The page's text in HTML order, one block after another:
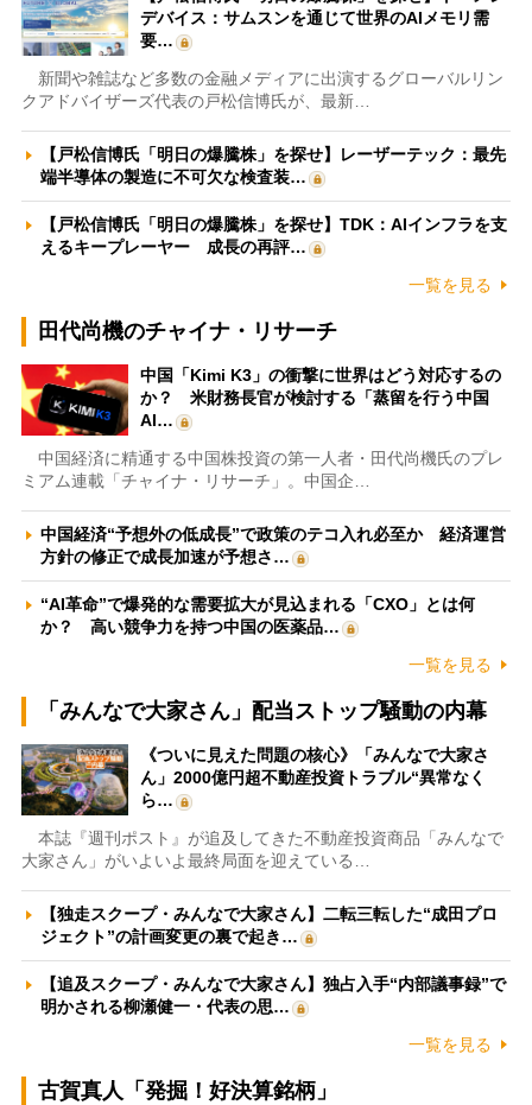
デバイス：サムスンを通じて世界のAIメモリ需
要…
新聞や雑誌など多数の金融メディアに出演するグローバルリン
クアドバイザーズ代表の戸松信博氏が、最新…
【戸松信博氏「明日の爆騰株」を探せ】レーザーテック：最先
端半導体の製造に不可欠な検査装…
【戸松信博氏「明日の爆騰株」を探せ】TDK：AIインフラを支
えるキープレーヤー 成長の再評…
一覧を見る
田代尚機のチャイナ・リサーチ
中国「Kimi K3」の衝撃に世界はどう対応するの
か？ 米財務長官が検討する「蒸留を行う中国
AI…
中国経済に精通する中国株投資の第一人者・田代尚機氏のプレ
ミアム連載「チャイナ・リサーチ」。中国企…
中国経済“予想外の低成長”で政策のテコ入れ必至か 経済運営
方針の修正で成長加速が予想さ…
“AI革命”で爆発的な需要拡大が見込まれる「CXO」とは何
か？ 高い競争力を持つ中国の医薬品…
一覧を見る
「みんなで大家さん」配当ストップ騒動の内幕
《ついに見えた問題の核心》「みんなで大家さ
ん」2000億円超不動産投資トラブル“異常なく
ら…
本誌『週刊ポスト』が追及してきた不動産投資商品「みんなで
大家さん」がいよいよ最終局面を迎えている…
【独走スクープ・みんなで大家さん】二転三転した“成田プロ
ジェクト”の計画変更の裏で起き…
【追及スクープ・みんなで大家さん】独占入手“内部議事録”で
明かされる柳瀬健一・代表の思…
一覧を見る
古賀真人「発掘！好決算銘柄」